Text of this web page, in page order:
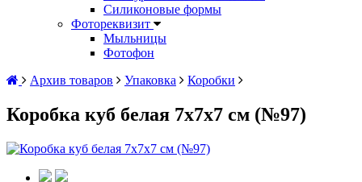
Силиконовые формы
Фотореквизит
Мыльницы
Фотофон
Архив товаров
Упаковка Коробки
Коробка куб белая 7х7х7 см (№97)